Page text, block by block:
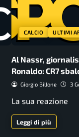
CALCIO ULTIMI
Al Nassr,
Ronaldo: CR7
Giorgio Billone 3
La sua reazione
Leggi di più